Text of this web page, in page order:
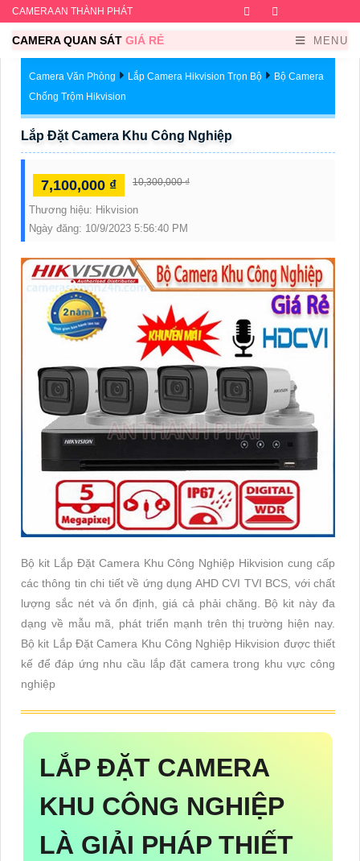
CAMERA AN THÀNH PHÁT Facebook
CAMERA QUAN SÁT GIÁ RẺ MENU
Camera Văn Phòng Lắp Camera Hikvision Trọn Bộ
Bộ Camera
Chống Trộm Hikvision
Lắp Đặt Camera Khu Công Nghiệp
7,100,000 ₫ 10,300,000 ₫
Thương hiệu: Hikvision
Ngày đăng: 10/9/2023 5:56:40 PM
Bộ kit Lắp Đặt Camera Khu Công Nghiệp Hikvision cung cấp
các thông tin chi tiết về ứng dụng AHD CVI TVI BCS, với chất
lượng sắc nét và ổn định, giá cả phải chăng. Bộ kit này đa
dạng về mẫu mã, phát triển mạnh trên thị trường hiện nay.
Bộ kit Lắp Đặt Camera Khu Công Nghiệp Hikvision được thiết
kế để đáp ứng nhu cầu lắp đặt camera trong khu vực công
nghiệp
LẮP ĐẶT CAMERA
KHU CÔNG NGHIỆP
LÀ GIẢI PHÁP THIẾT